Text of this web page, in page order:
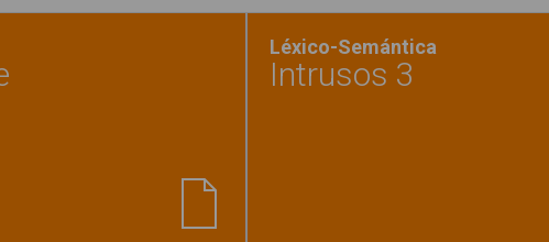
Léxico-Semántica
Intrusos 3